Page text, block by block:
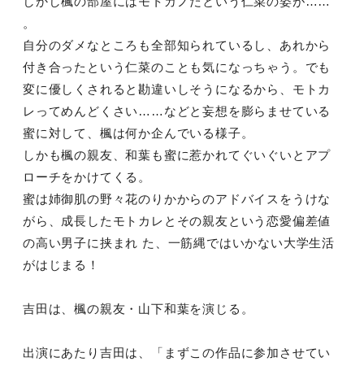
。
自分のダメなところも全部知られているし、あれから
付き合ったという仁菜のことも気になっちゃう。でも
変に優しくされると勘違いしそうになるから、モトカ
レってめんどくさい……などと妄想を膨らませている
蜜に対して、楓は何か企んでいる様子。
しかも楓の親友、和葉も蜜に惹かれてぐいぐいとアプ
ローチをかけてくる。
蜜は姉御肌の野々花のりかからのアドバイスをうけな
がら、成長したモトカレとその親友という恋愛偏差値
の高い男子に挟まれ た、一筋縄ではいかない大学生活
がはじまる！
吉田は、楓の親友・山下和葉を演じる。
出演にあたり吉田は、「まずこの作品に参加させてい